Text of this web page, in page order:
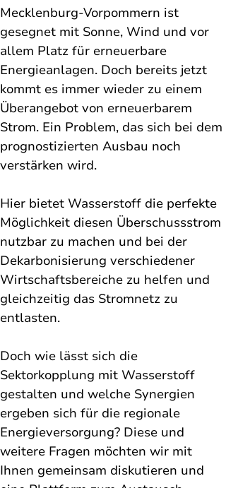
Mecklenburg-Vorpommern ist
gesegnet mit Sonne, Wind und vor
allem Platz für erneuerbare
Energieanlagen. Doch bereits jetzt
kommt es immer wieder zu einem
Überangebot von erneuerbarem
Strom. Ein Problem, das sich bei dem
prognostizierten Ausbau noch
verstärken wird.
Hier bietet Wasserstoff die perfekte
Möglichkeit diesen Überschussstrom
nutzbar zu machen und bei der
Dekarbonisierung verschiedener
Wirtschaftsbereiche zu helfen und
gleichzeitig das Stromnetz zu
entlasten.
Doch wie lässt sich die
Sektorkopplung mit Wasserstoff
gestalten und welche Synergien
ergeben sich für die regionale
Energieversorgung? Diese und
weitere Fragen möchten wir mit
Ihnen gemeinsam diskutieren und